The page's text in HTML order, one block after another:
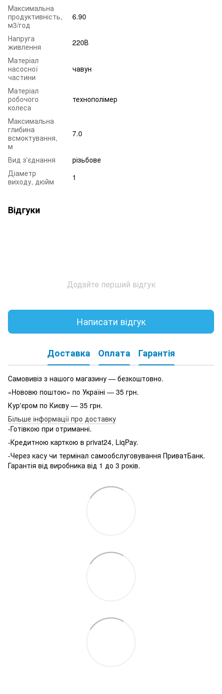
Максимальна
продуктивність,
м3/год
6.90
Напруга
живлення
220В
Матеріал
насосної
частини
чавун
Матеріал
робочого
колеса
технополімер
Максимальна
глибина
всмоктування,
м
7.0
Вид з'єднання
різьбове
Діаметр
виходу, дюйм
1
Відгуки
Додайте перший відгук
Написати відгук
Доставка Оплата Гарантія
Самовивіз з нашого магазину — безкоштовно.
«Нововю поштою» по Україні — 35 грн.
Кур'єром по Києву — 35 грн.
Більше інформації про доставку
-Готівкою при отриманні.
-Кредитною карткою в privat24, LiqPay.
-Через касу чи термінал самообслуговування ПриватБанк.
Гарантія від виробника від 1 до 3 років.